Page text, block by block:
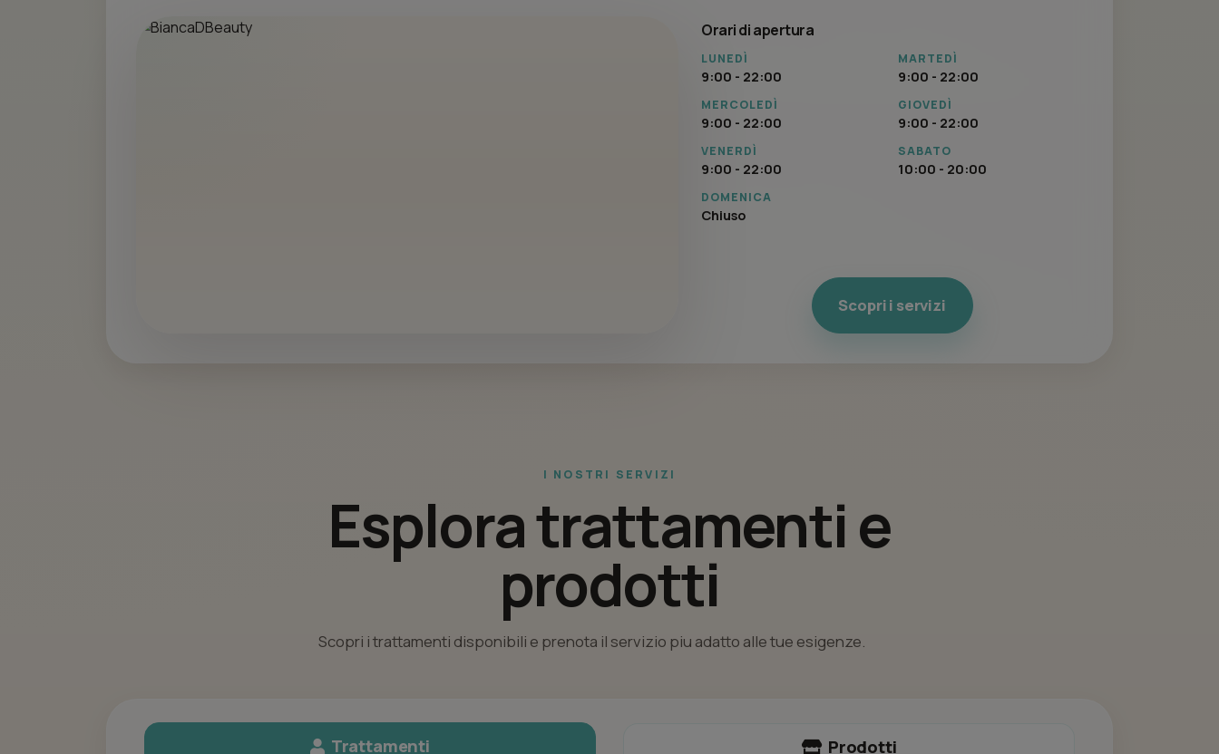
Orari di apertura
LUNEDÌ
9:00 - 22:00
MARTEDÌ
9:00 - 22:00
MERCOLEDÌ
9:00 - 22:00
GIOVEDÌ
9:00 - 22:00
VENERDÌ
9:00 - 22:00
SABATO
10:00 - 20:00
DOMENICA
Chiuso
Scopri i servizi
I NOSTRI SERVIZI
Esplora trattamenti e
prodotti
Scopri i trattamenti disponibili e prenota il servizio piu adatto alle tue esigenze.
Trattamenti Prodotti